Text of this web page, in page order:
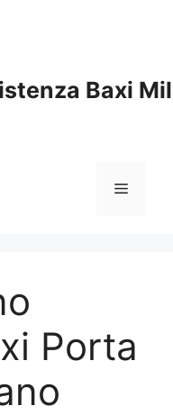
Baxi
Menu
Porta